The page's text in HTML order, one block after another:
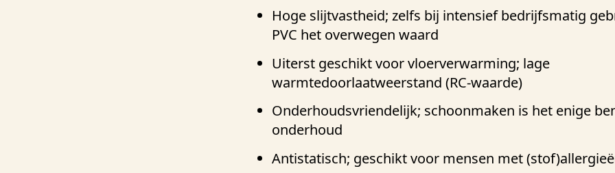
Hoge slijtvastheid; zelfs bij intensief bedrijfsmatig
PVC het overwegen waard
Uiterst geschikt voor vloerverwarming; lage
warmtedoorlaatweerstand (RC-waarde)
Onderhoudsvriendelijk; schoonmaken is het enige
onderhoud
Antistatisch; geschikt voor mensen met